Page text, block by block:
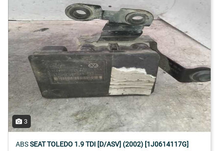
3
ABSSEAT TOLEDO 1.9 TDI [D/ASV] (2002) [1J0614117G]